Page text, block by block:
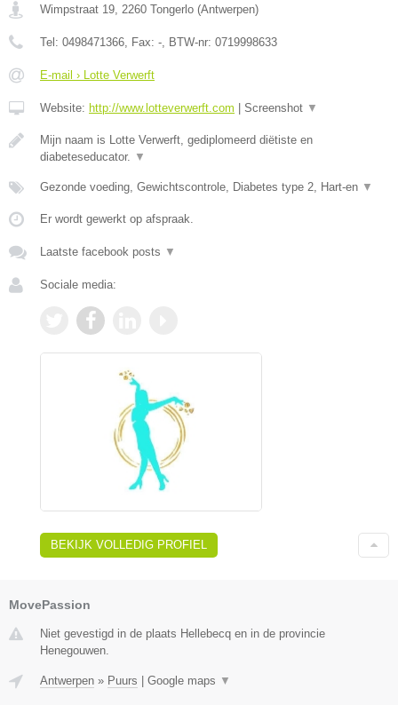
Wimpstraat 19, 2260 Tongerlo (Antwerpen)
Tel: 0498471366, Fax: -, BTW-nr: 0719998633
E-mail › Lotte Verwerft
Website: http://www.lotteverwerft.com Screenshot ▼
Mijn naam is Lotte Verwerft, gediplomeerd diëtiste en
diabeteseducator. ▼
Gezonde voeding, Gewichtscontrole, Diabetes type 2, Hart-en ▼
Er wordt gewerkt op afspraak.
Laatste facebook posts ▼
Sociale media:
BEKIJK VOLLEDIG PROFIEL
MovePassion
Niet gevestigd in de plaats Hellebecq en in de provincie
Henegouwen.
Antwerpen » Puurs Google maps ▼